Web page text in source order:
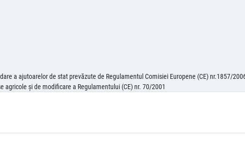
a ajutoarelor de stat prevăzute de Regulamentul Comisiei Europene (CE) nr.1857/
şi de modificare a Regulamentului (CE) nr. 70/2001